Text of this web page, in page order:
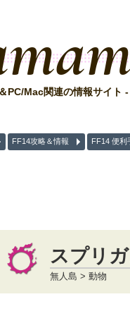
PC/Mac関連の情報サイト
FF14攻略＆情報 FF14 便利
スプリ
無人島 > 動物